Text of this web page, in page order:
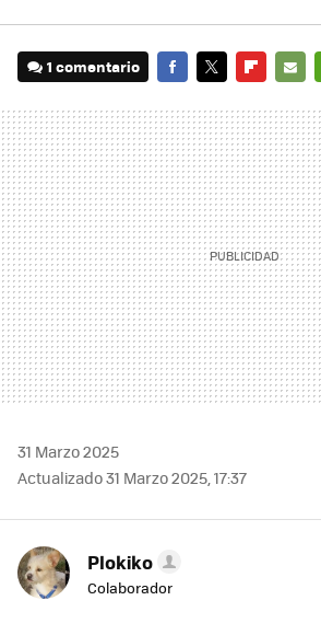
1 comentario
MAIL
31 Marzo 2025
Actualizado 31 Marzo 2025, 17:37
Plokiko
Colaborador